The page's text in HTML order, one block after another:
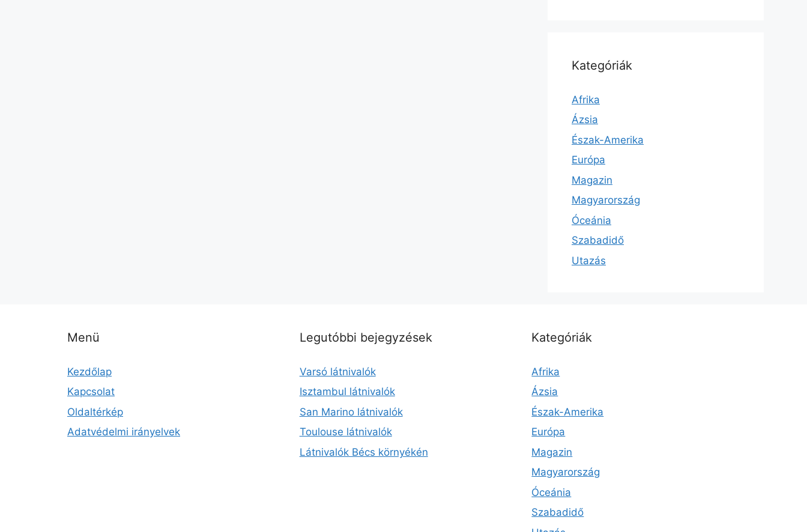
Kategóriák
Afrika
Ázsia
Észak-Amerika
Európa
Magazin
Magyarország
Óceánia
Szabadidő
Utazás
Menü
Kezdőlap
Kapcsolat
Oldaltérkép
Adatvédelmi irányelvek
Legutóbbi bejegyzések
Varsó látnivalók
Isztambul látnivalók
San Marino látnivalók
Toulouse látnivalók
Látnivalók Bécs környékén
Kategóriák
Afrika
Ázsia
Észak-Amerika
Európa
Magazin
Magyarország
Óceánia
Szabadidő